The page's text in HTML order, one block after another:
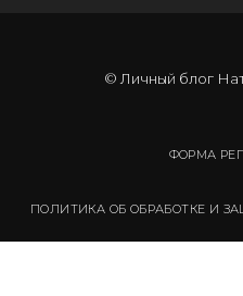
© Личный блог
ФОРМА
ПОЛИТИКА ОБ ОБРАБОТКЕ И